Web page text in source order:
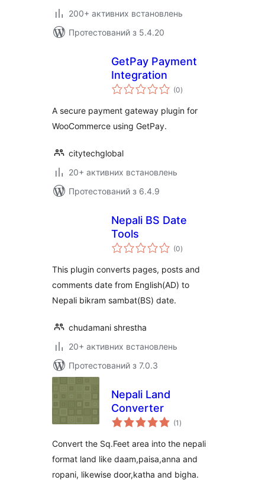
200+ активних встановлень
Протестований з 5.4.20
GetPay Payment
Integration
(0загальний
рейтинг
)
A secure payment gateway plugin for
WooCommerce using GetPay.
citytechglobal
20+ активних встановлень
Протестований з 6.4.9
Nepali BS Date
Tools
(0загальний
рейтинг
)
This plugin converts pages, posts and
comments date from English(AD) to
Nepali bikram sambat(BS) date.
chudamani shrestha
20+ активних встановлень
Протестований з 7.0.3
Nepali Land
Converter
(1 загальний
рейтинг
)
Convert the Sq.Feet area into the nepali
format land like daam,paisa,anna and
ropani, likewise door,katha and bigha.